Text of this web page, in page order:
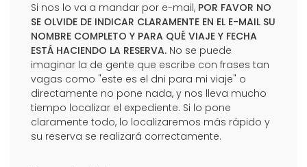
Si nos lo va a mandar por e-mail, POR FAVOR NO
SE OLVIDE DE INDICAR CLARAMENTE EN EL E-MAIL SU
NOMBRE COMPLETO Y PARA QUÉ VIAJE Y FECHA
ESTÁ HACIENDO LA RESERVA. No se puede
imaginar la de gente que escribe con frases tan
vagas como "este es el dni para mi viaje" o
directamente no pone nada, y nos lleva mucho
tiempo localizar el expediente. Si lo pone
claramente todo, lo localizaremos más rápido y
su reserva se realizará correctamente.